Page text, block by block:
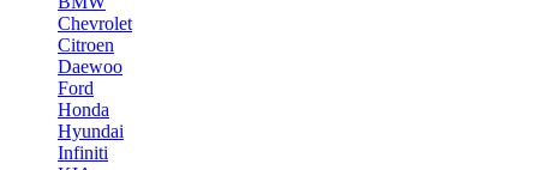
Chevrolet
Citroen
Daewoo
Ford
Honda
Hyundai
Infiniti